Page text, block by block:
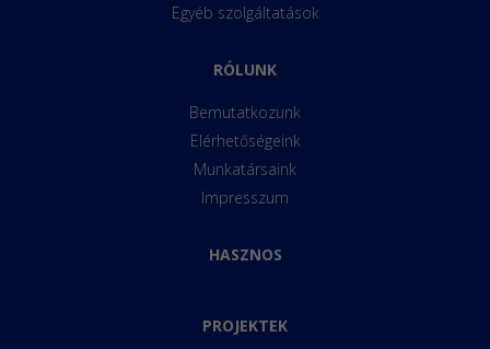
Egyéb szolgáltatások
RÓLUNK
Bemutatkozunk
Elérhetőségeink
Munkatársaink
Impresszum
HASZNOS
PROJEKTEK